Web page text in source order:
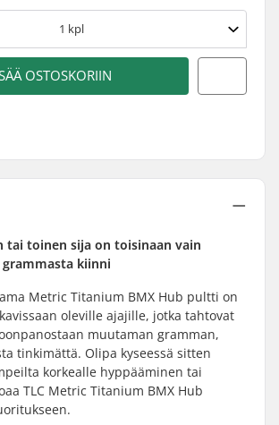
1 kpl
OSTOSKORIIN
tai toinen sija on toisinaan vain
kiinni
Metric Titanium BMX Hub pultti on
oleville ajajille, jotka tahtovat
muutaman gramman,
tinkimättä. Olipa kyseessä sitten
korkealle hyppääminen tai
TLC Metric Titanium BMX Hub